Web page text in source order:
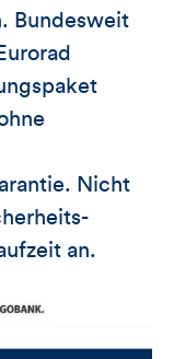
Bundesweit
Nicht
an.